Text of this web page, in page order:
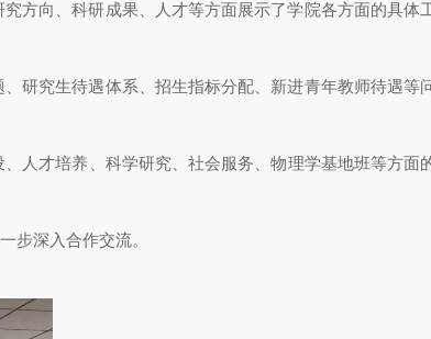
方向、科研成果、人才等方面展示了学院各方面的具体
研究生待遇体系、招生指标分配、新进青年教师待遇等
人才培养、科学研究、社会服务、物理学基地班等方面
步深入合作交流。